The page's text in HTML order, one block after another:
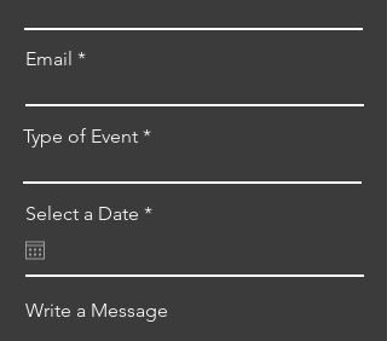
Email
Type of Event
Select a Date *r
u
r
e
Write a Message